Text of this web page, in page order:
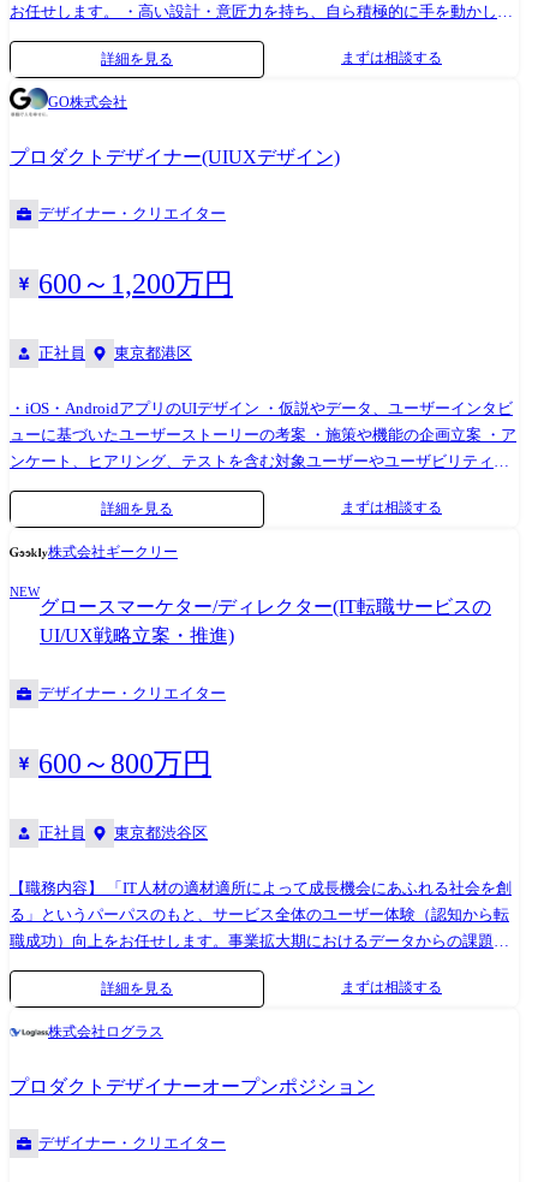
向上。 ● シナリオ 2 : SaaS 横断ワークフローの可逆操作 UI 設計 JAPAN
AI STUDIO で AI エージェントが楽々精算 → SmartHR → Salesforce を横断
して自律的に実行したアクション (経費承認、人事データ更新、CRM 記
録更新) に対し、ユーザーが安心して「取り消し」「修正」できる UI を
設計。 複数の SaaS にまたがるアクションの Undo / Redo のインタラクシ
ョンパターンを定義し、「どの SaaS のどのデータが変更されたか」を一
覧で確認できるトレーサビリティ表示を実装。 エラー回復成功率が 35%
向上。 ● シナリオ 3 : 「企業の脳」のデザインシステム構築 9 つのプロダ
クトで一貫した「企業の脳」体験を提供するため、エージェント対話コ
ンジケーター、信頼度バッジ、可逆操作ボタン等) を標準化したデザイン
システムを構築。 コンポーネント再利用率が 60% 向上し、新機能のデザ
る 人間と AI エージェントの間に「信頼」を生むインタラクションを設
現する。 ●Human-AI Collaboration Architect とは Human-AI Collaboration
Architect は「人と Agent の信頼を設計する人」です。 従来の UX デザイ
ナーとは以下の点で根本的に異なります。 従来のUXデザイン ユーザー
の操作に対して確定的な結果を返す UIの動作は予測可能 エラーは明確
(404、入力ミス等) ユーザーが操作する 一貫した UI で信頼を構築 ・
(「回答が不正確かもしれない」) エージェントが自律的に行動し、ユー
ザーが監督する 透明性・可逆性・説明可能性で信頼を構築 ●期待する役
割について Human-AI Collaboration Architect として、JAPAN AI の全プロ
体験の設計をリードしていただきます。 エージェントの対話フロー・イ
できる体験を実現する 不確実性の可視化、信頼度表示、可逆操作 (Undo /
修正)、トレーサビリティ表示など、AI 特有の UX 課題を解決する ユーザ
くデータドリブンなデザイン判断を行う AI プロダクト向けデザインシス
ニア・PM・AI 研究者と密に連携し、技術的制約を理解した上でデザイ
ンする ●成果責任 (KR/メトリクス) ユーザータスク完了率 エージェント
信頼度スコア (ユーザーサーベイ) エラー回復成功率 (ユーザーが自力で修
ト再利用率 ●チーム体制 約120名が開発組織に在籍しています。 密接に
Product Engineer — エージェント機能開発 AI Quality Scientist — 品質評
解 ●開発環境 デザイン : Figma, FigJam プロトタイピング : Figma
ョン : Slack, Confluence, Linear, Google Workspace, Notion AI 開発支援 :
お任せします。 ・高い設計・意匠力を持ち、自ら積極的に手を動かし
て、ステークホルダーや社会に対して説得力のあるデザインを提供する
・多様なステークホルダーと連携するプロジェクトにおいて、幅広いデ
ザイン提案を行うことでプロジェクトを成功に導く ●業務詳細 ・コンシ
ューマー向け及び業務支援プロダクトのUX/UIデザイン(オフラインの体
験も含みます) ・仮説やデータ、ユーザーインタビューに基づいたユーザ
ーストーリーの考案 ・アンケート、ヒアリング、テストを含む対象ユー
ザーやユーザビリティの検証 本ポジションにおいては、自身が積極的に
デザインのアウトプットをしていただきつつ、デザイン部の組織力向上
の成長を強力にサポートいただいたり、デザイン部の成長のための各種
投資と施策の立案を行っていただける方を求めています。 ●所属組織 デ
19名在籍(うちプロダクトデザイングループ11名・コミュニケーションデ
考記事 ・[GOで活躍するプロダクトデザイナーの共通点「解決すべき課
題は、困難であればあるほどいい」](https://go-
on.goinc.jp/n/n991f17f7b38d) ・[GO Inc.のデザイナーが語る「サービス」
と「キャリア」の可能性](https://go-on.goinc.jp/n/nde6f54ee109a) ・[デザ
イナーも、プロダクト企画から携わる。 「デザイン部」の組織づくりと
・[タクシー乗車費用を会社が一部補助する「トライアルタクシー制度」
とは](https://go-on.goinc.jp/n/ne45562990510)
詳細を見る まずは相談する
GO株式会社
プロダクトデザイナー(UIUXデザイン)
デザイナー・クリエイター
600～1,200万円
正社員 東京都港区
・iOS・AndroidアプリのUIデザイン ・仮説やデータ、ユーザーインタビ
ューに基づいたユーザーストーリーの考案 ・施策や機能の企画立案 ・ア
ンケート、ヒアリング、テストを含む対象ユーザーやユーザビリティの
検証 ・プロダクトのブランディング・ロゴデザイン ・デザイン組織のビ
ルディング、メンバーマネジメント ●業務内容の変更範囲 会社が指定す
る業務全般 ●参考記事 ・[GOで活躍するプロダクトデザイナーの共通点
on.goinc.jp/n/n991f17f7b38d) ・[GO Inc.のデザイナーが語る「サービス」
と「キャリア」の可能性](https://go-on.goinc.jp/n/nde6f54ee109a) ・[デザ
イナーも、プロダクト企画から携わる。「デザイン部」の組織づくりと
詳細を見る まずは相談する
株式会社ギークリー
NEW
グロースマーケター/ディレクター(IT転職サービスの
UI/UX戦略立案・推進)
デザイナー・クリエイター
600～800万円
正社員 東京都渋谷区
【職務内容】 「IT人材の適材適所によって成長機会にあふれる社会を創
る」というパーパスのもと、サービス全体のユーザー体験（認知から転
職成功）向上をお任せします。事業拡大期におけるデータからの課題特
定・優先順位付けと、立ち上げ期の組織のグロースを牽引する中核を担
っていただきます。 【具体的には】 ・GA等を用いたCVR・離脱箇所の
転職成功までのUX改善 ・ユーザーリサーチやインサイト分析に基づく新
規施策の要件定義と推進 【マーケティング組織について】 当社のマーケ
ティング組織は、「デザイナー」「マーケター」「ディレクター」で構
成されています。環境整備やコミュニケーションツールの統一などを進
詳細を見る まずは相談する
株式会社ログラス
プロダクトデザイナーオープンポジション
デザイナー・クリエイター